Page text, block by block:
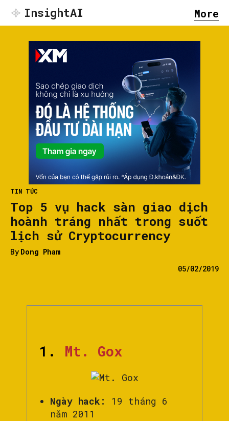
InsightAI More
TIN TỨC
Top 5 vụ hack sàn giao dịch
hoành tráng nhất trong suốt
lịch sử Cryptocurrency
By Dong Pham
05/02/2019
1. Mt. Gox
Ngày hack:
19 tháng 6
năm 2011